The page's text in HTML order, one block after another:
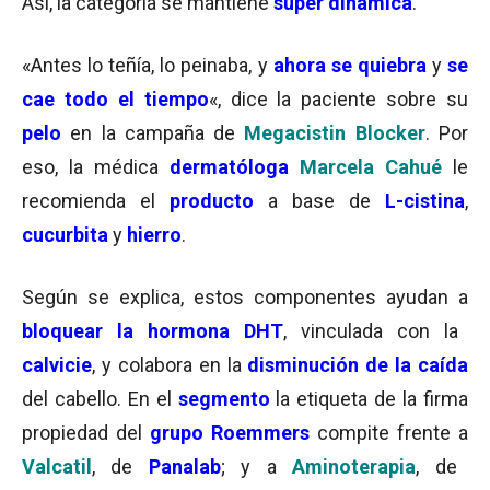
«Antes lo teñía, lo peinaba, yahora se quiebra yse
cae todo el tiempo«, dice la paciente sobre su
pelo en la campaña de Megacistin Blocker. Por
eso, la médica dermatóloga Marcela Cahué
le
recomienda el producto a base de L-cistina,
cucurbita y hierro.
Según se explica, estos componentes ayudan a
bloquear la hormona DHT, vinculada con la
calvicie, y colabora en la disminución de la caída
del cabello. En el segmento la etiqueta de la firma
propiedad del grupo Roemmers compite frente a
Valcatil , de Panalab; y aAminoterapia, de